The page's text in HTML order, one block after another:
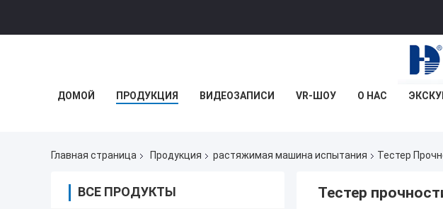
ДОМОЙ ПРОДУКЦИЯ ВИДЕОЗАПИСИ VR-ШОУ О НАС
Главная страница Продукция растяжимая машина испытания Тестер
ВСЕ ПРОДУКТЫ
Тестер